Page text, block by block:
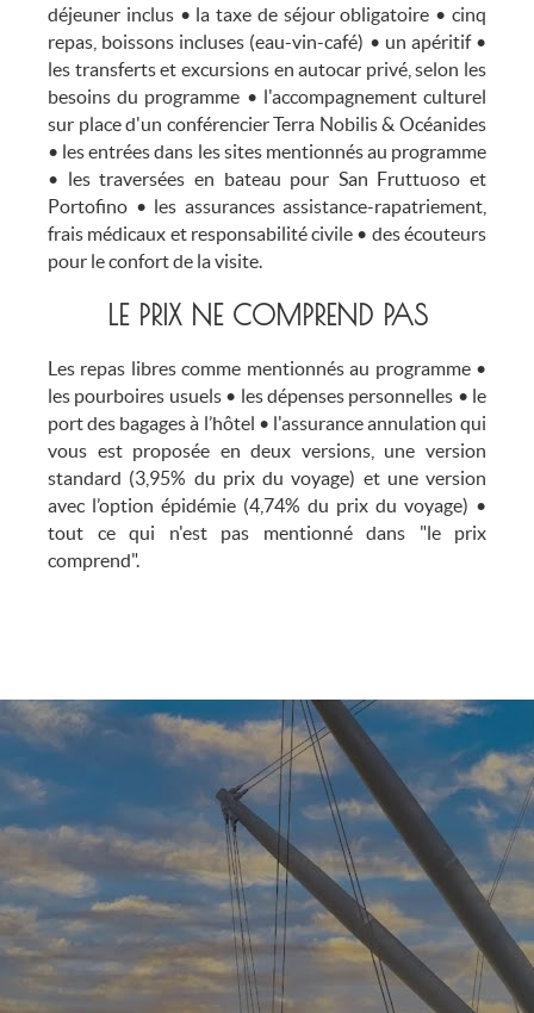
déjeuner inclus • la taxe de séjour obligatoire • cinq
repas, boissons incluses (eau-vin-café) • un apéritif •
les transferts et excursions en autocar privé, selon les
besoins du programme • l'accompagnement culturel
sur place d'un conférencier Terra Nobilis & Océanides
• les entrées dans les sites mentionnés au programme
• les traversées en bateau pour San Fruttuoso et
Portofino • les assurances assistance-rapatriement,
frais médicaux et responsabilité civile • des écouteurs
pour le confort de la visite.
LE PRIX NE COMPREND PAS
Les repas libres comme mentionnés au programme •
les pourboires usuels • les dépenses personnelles • le
port des bagages à l’hôtel • l'assurance annulation qui
vous est proposée en deux versions, une version
standard (3,95% du prix du voyage) et une version
avec l’option épidémie (4,74% du prix du voyage) •
tout ce qui n'est pas mentionné dans "le prix
comprend".